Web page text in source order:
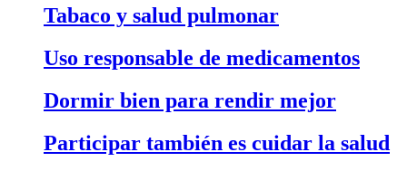
Tabaco y salud pulmonar
Uso responsable de medicamentos
Dormir bien para rendir mejor
Participar también es cuidar la salud